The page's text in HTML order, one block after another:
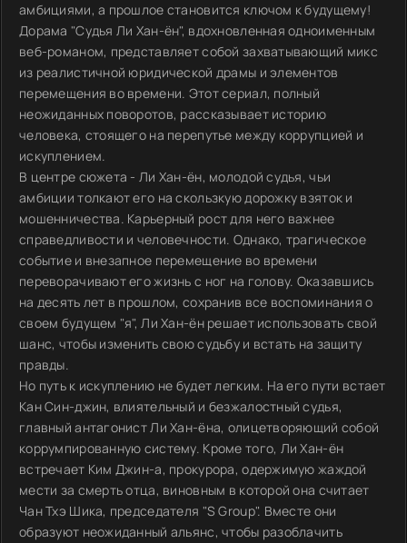
амбициями, а прошлое становится ключом к будущему!
Дорама "Судья Ли Хан-ён", вдохновленная одноименным
веб-романом, представляет собой захватывающий микс
из реалистичной юридической драмы и элементов
перемещения во времени. Этот сериал, полный
неожиданных поворотов, рассказывает историю
человека, стоящего на перепутье между коррупцией и
искуплением.
В центре сюжета - Ли Хан-ён, молодой судья, чьи
амбиции толкают его на скользкую дорожку взяток и
мошенничества. Карьерный рост для него важнее
справедливости и человечности. Однако, трагическое
событие и внезапное перемещение во времени
переворачивают его жизнь с ног на голову. Оказавшись
на десять лет в прошлом, сохранив все воспоминания о
своем будущем "я", Ли Хан-ён решает использовать свой
шанс, чтобы изменить свою судьбу и встать на защиту
правды.
Но путь к искуплению не будет легким. На его пути встает
Кан Син-джин, влиятельный и безжалостный судья,
главный антагонист Ли Хан-ёна, олицетворяющий собой
коррумпированную систему. Кроме того, Ли Хан-ён
встречает Ким Джин-а, прокурора, одержимую жаждой
мести за смерть отца, виновным в которой она считает
Чан Тхэ Шика, председателя "S Group". Вместе они
образуют неожиданный альянс, чтобы разоблачить